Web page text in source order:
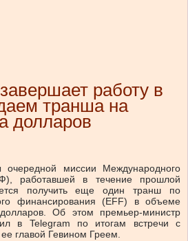
работу в
транша на
долларов
очередной миссии Международного
работавшей в течение прошлой
получить еще один транш по
финансирования (EFF) в объеме
Об этом премьер-министр
в Telegram по итогам встречи с
главой Гевином Греем.